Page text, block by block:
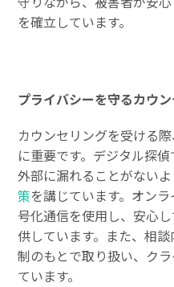
を確立しています。
プライバシーを守るカウ
カウンセリングを受ける
に重要です。デジタル探
外部に漏れることがない
策を講じています。オン
号化通信を使用し、安心
供しています。また、相
制のもとで取り扱い、ク
ています。